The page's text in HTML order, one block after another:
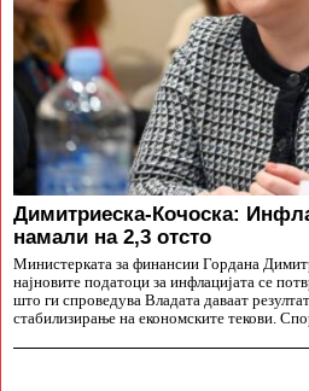
Димитриеска-Кочоска:
намали на 2,3 отсто
Министерката за финансии Гордана
најновите податоци за инфлацијата се
што ги спроведува Владата даваат
стабилизирање на економските текови.